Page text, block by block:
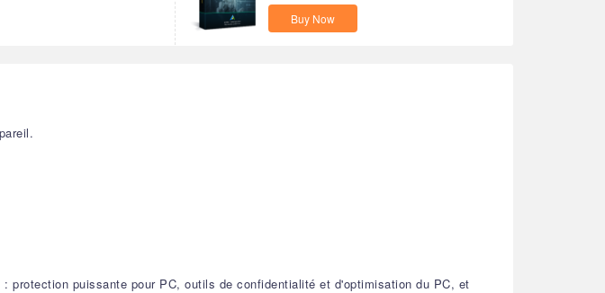
Buy Now
puissante pour PC, outils de confidentialité et d'optimisation du PC, et